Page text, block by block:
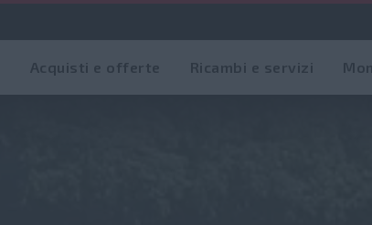
Acquisti e offerte Ricambi e servizi
Panoramica